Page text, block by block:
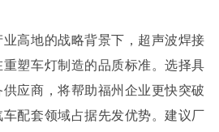
高地的战略背景下，超声波焊接
塑车灯制造的品质标准。选择具
应商，将帮助福州企业更快突破
配套领域占据先发优势。建议厂